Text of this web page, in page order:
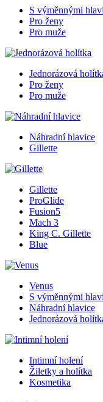
S výměnnými
Pro ženy
Pro muže
Jednorázová
Pro ženy
Pro muže
Náhradní hlavice
Gillette
Gillette
ProGlide
Fusion5
Mach 3
King C. Gillette
Blue
Venus
S výměnnými
Náhradní hlavice
Jednorázová
Intimní holení
Žiletky a holítka
Kosmetika